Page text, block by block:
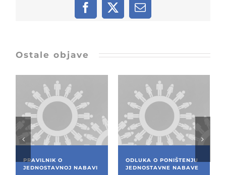
Facebook
X Email:
Ostale objave
PRAVILNIK O
JEDNOSTAVNOJ NABAVI
ODLUKA O PONIŠTENJU
JEDNOSTAVNE NABAVE